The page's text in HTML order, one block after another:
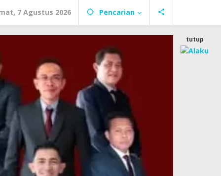
7 Agustus 2026 Pencarian
tutup